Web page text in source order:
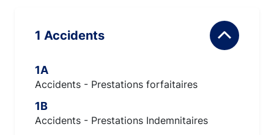
1 Accidents
1A
Accidents - Prestations forfaitaires
1B
Accidents - Prestations Indemnitaires